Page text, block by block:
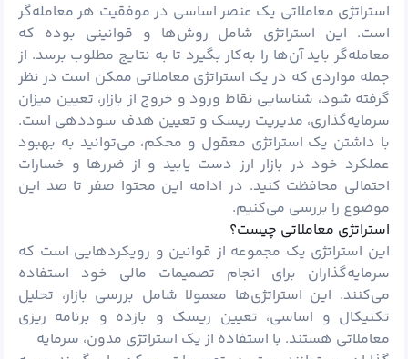
استراتژی معاملاتی یک عنصر اساسی در موفقیت هر معامله‌گر
است. این استراتژی شامل روش‌ها و قوانینی بوده که
معامله‌گر باید آن‌ها را به‌کار بگیرد تا به نتایج مطلوب برسد. از
جمله مواردی که در یک استراتژی معاملاتی ممکن است در نظر
گرفته شود، شناسایی نقاط ورود و خروج از بازار، تعیین میزان
سرمایه‌گذاری، مدیریت ریسک و تعیین هدف سوددهی است.
با داشتن یک استراتژی معقول و محکم، می‌توانید به بهبود
عملکرد خود در بازار ارز دست یابید و از ضررها و خسارات
احتمالی محافظت کنید. در ادامه این محتوا صفر تا صد این
موضوع را بررسی می‌کنیم.
استراتژی معاملاتی چیست؟
این استراتژی یک مجموعه از قوانین و رویکردهایی است که
سرمایه‌گذاران برای انجام تصمیمات مالی خود استفاده
می‌کنند. این استراتژی‌ها معمولا شامل بررسی بازار، تحلیل
تکنیکال و اساسی، تعیین ریسک و بازده و برنامه ریزی
معاملاتی هستند. با استفاده از یک استراتژی مدون، سرمایه